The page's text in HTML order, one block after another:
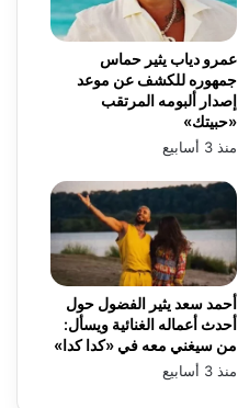
عمرو دياب يثير حماس
جمهوره للكشف عن موعد
إصدار ألبومه المرتقب
«حبيتك»
منذ 3 أسابيع
أحمد سعد يثير الفضول حول
أحدث أعماله الغنائية ويسأل:
من سيغني معه في «كدا كدا»
منذ 3 أسابيع